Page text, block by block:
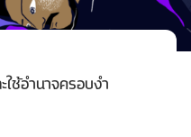
ช้อำนาจครอบงำ